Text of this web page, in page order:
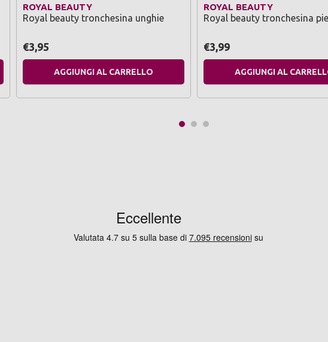
ROYAL BEAUTY
Royal beauty tronchesina unghie
€3,95
AGGIUNGI AL CARRELLO
ROYAL BEAUTY
Royal beauty tronchesina
€3,99
AGGIUNGI AL